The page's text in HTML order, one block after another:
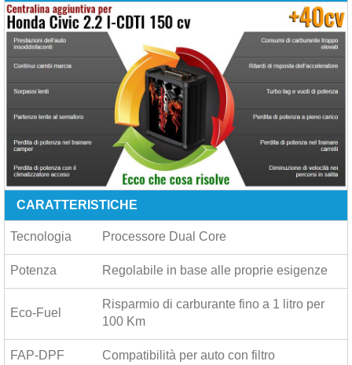
CARATTERISTICHE
Tecnologia Processore Dual Core
Potenza Regolabile in base alle proprie esigenze
Eco-Fuel
Risparmio di carburante fino a 1 litro per
100 Km
FAP-DPF
Compatibilità per auto con filtro